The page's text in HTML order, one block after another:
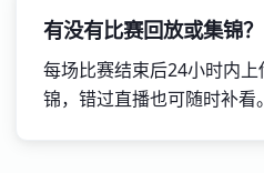
有没有比赛回放或集锦？
每场比赛结束后24小时内
锦，错过直播也可随时补看。